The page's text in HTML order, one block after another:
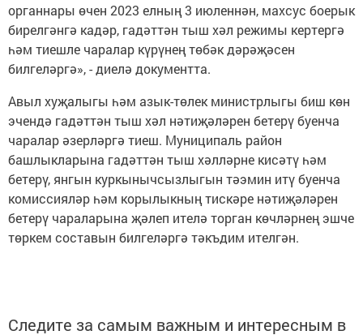
органнары өчен 2023 елның 3 июленнән, махсус боерык
бирелгәнгә кадәр, гадәттән тыш хәл режимы кертергә
һәм тиешле чаралар күрүнең төбәк дәрәҗәсен
билгеләргә», - диелә документта.
Авыл хуҗалыгы һәм азык-төлек министрлыгы биш көн
эчендә гадәттән тыш хәл нәтиҗәләрен бетерү буенча
чаралар әзерләргә тиеш. Муниципаль район
башлыкларына гадәттән тыш хәлләрне кисәтү һәм
бетерү, янгын куркынычсызлыгын тәэмин итү буенча
комиссияләр һәм корылыкның тискәре нәтиҗәләрен
бетерү чараларына җәлеп ителә торган көчләрнең эшче
төркем составын билгеләргә тәкъдим ителгән.
Следите за самым важным и интересным в